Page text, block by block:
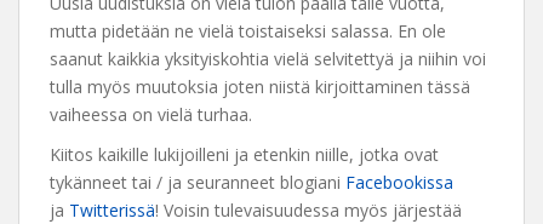
mutta pidetään ne vielä toistaiseksi salassa. En ole
saanut kaikkia yksityiskohtia vielä selvitettyä ja niihin voi
tulla myös muutoksia joten niistä kirjoittaminen tässä
vaiheessa on vielä turhaa.
Kiitos kaikille lukijoilleni ja etenkin niille, jotka ovat
tykänneet tai / ja seuranneet blogiani Facebookissa
ja Twitterissä! Voisin tulevaisuudessa myös järjestää